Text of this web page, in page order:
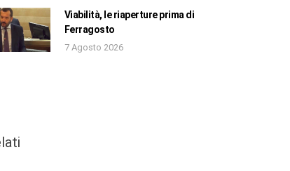
Viabilità, le riaperture prima di
Ferragosto
7 Agosto 2026